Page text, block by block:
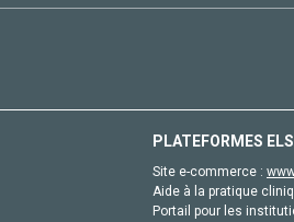
PLATEFORMES
Site e-commerce :
Aide à la pratique
Portail pour les